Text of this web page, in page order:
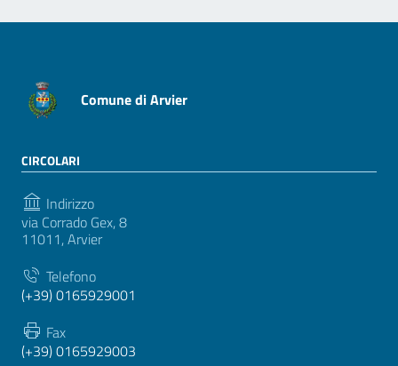
Comune di Arvier
CIRCOLARI
Indirizzo
via Corrado Gex, 8
11011, Arvier
Telefono
(+39) 0165929001
Fax
(+39) 0165929003